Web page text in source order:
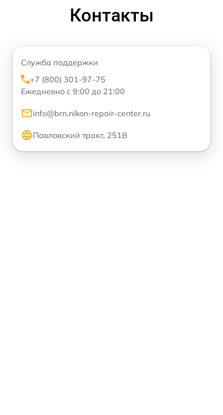
Контакты
Служба поддержки
+7 (800) 301-97-75
Ежедневно с 9:00 до 21:00
info@brn.nikon-repair-center.ru
Павловский тракт, 251В